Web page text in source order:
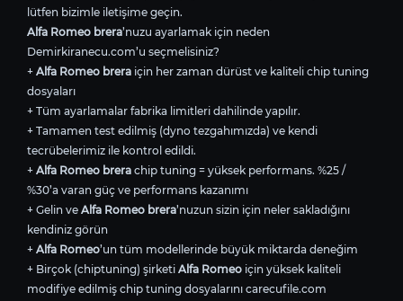
lütfen bizimle iletişime geçin.
Alfa Romeo brera’nuzu ayarlamak için neden
Demirkiranecu.com’u seçmelisiniz?
+ Alfa Romeo brera için her zaman dürüst ve kaliteli chip tuning
dosyaları
+ Tüm ayarlamalar fabrika limitleri dahilinde yapılır.
+ Tamamen test edilmiş (dyno tezgahımızda) ve kendi
tecrübelerimiz ile kontrol edildi.
+ Alfa Romeo brera chip tuning = yüksek performans. %25 /
%30’a varan güç ve performans kazanımı
+ Gelin ve Alfa Romeo brera’nuzun sizin için neler sakladığını
kendiniz görün
+ Alfa Romeo’un tüm modellerinde büyük miktarda deneğim
+ Birçok (chiptuning) şirketi Alfa Romeo için yüksek kaliteli
modifiye edilmiş chip tuning dosyalarını carecufile.com